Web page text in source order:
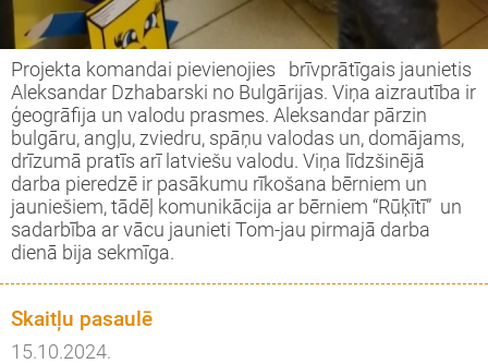
Projekta komandai pievienojies brīvprātīgais jaunietis
Aleksandar Dzhabarski no Bulgārijas. Viņa aizrautība ir
ģeogrāfija un valodu prasmes. Aleksandar pārzin
bulgāru, angļu, zviedru, spāņu valodas un, domājams,
drīzumā pratīs arī latviešu valodu. Viņa līdzšinējā
darba pieredzē ir pasākumu rīkošana bērniem un
jauniešiem, tādēļ komunikācija ar bērniem “Rūķītī” un
sadarbība ar vācu jaunieti Tom-jau pirmajā darba
dienā bija sekmīga.
Skaitļu pasaulē
15.10.2024.